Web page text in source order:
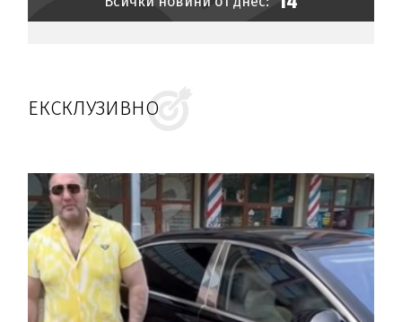
ЕКСКЛУЗИВНО